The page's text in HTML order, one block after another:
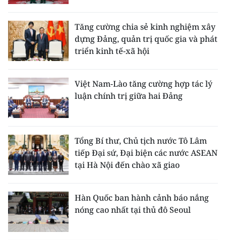
Tăng cường chia sẻ kinh nghiệm xây
dựng Đảng, quản trị quốc gia và phát
triển kinh tế-xã hội
Việt Nam-Lào tăng cường hợp tác lý
luận chính trị giữa hai Đảng
Tổng Bí thư, Chủ tịch nước Tô Lâm
tiếp Đại sứ, Đại biện các nước ASEAN
tại Hà Nội đến chào xã giao
Hàn Quốc ban hành cảnh báo nắng
nóng cao nhất tại thủ đô Seoul